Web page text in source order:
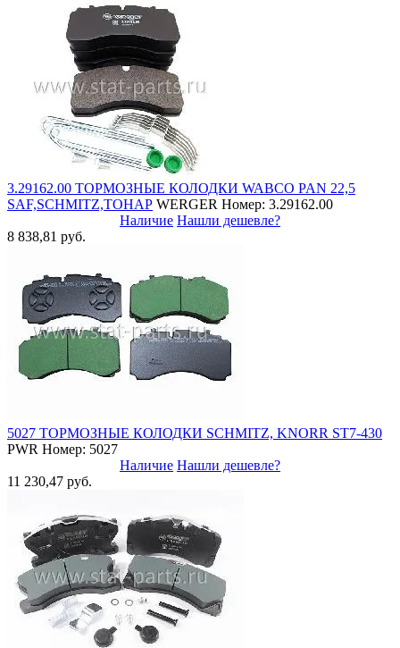
3.29162.00 ТОРМОЗНЫЕ КОЛОДКИ WABCO PAN 22,5
SAF,SCHMITZ,ТОНАР WERGER Номер: 3.29162.00
Наличие Нашли дешевле?
8 838,81 руб.
5027 ТОРМОЗНЫЕ КОЛОДКИ SCHMITZ, KNORR ST7-430
PWR Номер: 5027
Наличие Нашли дешевле?
11 230,47 руб.